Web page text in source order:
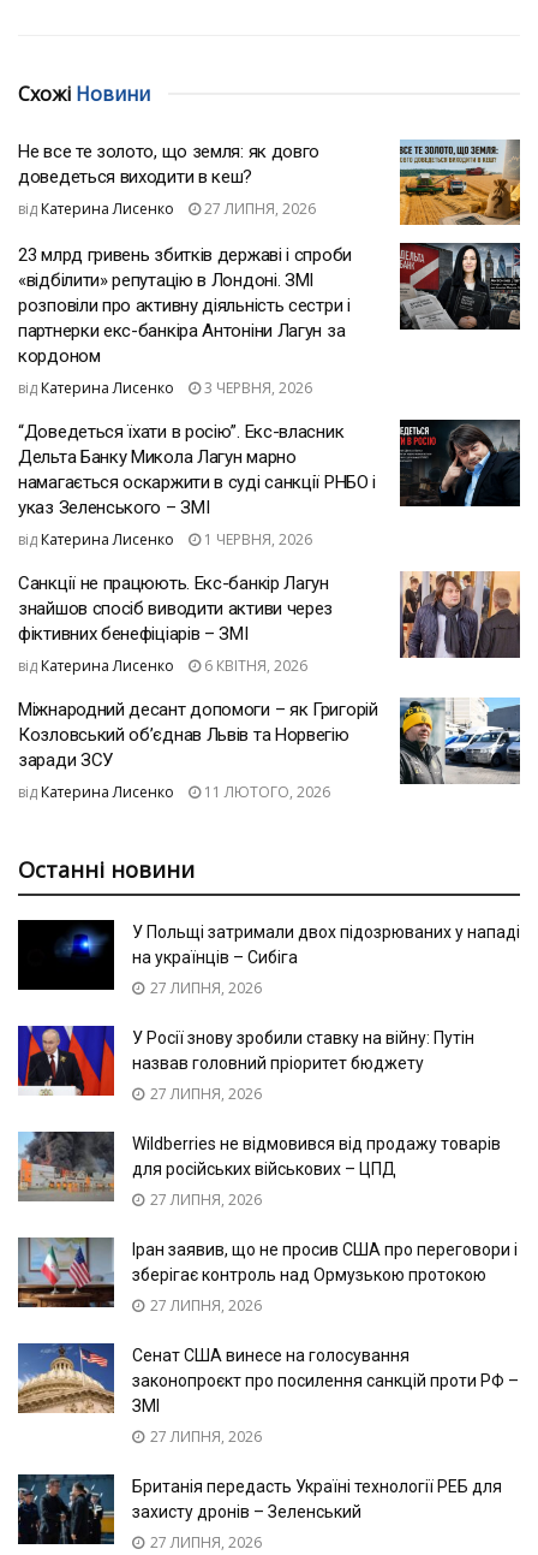
Схожі Новини
Не все те золото, що земля: як довго
доведеться виходити в кеш?
від Катерина Лисенко 27 ЛИПНЯ, 2026
23 млрд гривень збитків державі і спроби
«відбілити» репутацію в Лондоні. ЗМІ
розповіли про активну діяльність сестри і
партнерки екс-банкіра Антоніни Лагун за
кордоном
від Катерина Лисенко 3 ЧЕРВНЯ, 2026
“Доведеться їхати в росію”. Екс-власник
Дельта Банку Микола Лагун марно
намагається оскаржити в суді санкції РНБО і
указ Зеленського – ЗМІ
від Катерина Лисенко 1 ЧЕРВНЯ, 2026
Санкції не працюють. Екс-банкір Лагун
знайшов спосіб виводити активи через
фіктивних бенефіціарів – ЗМІ
від Катерина Лисенко 6 КВІТНЯ, 2026
Міжнародний десант допомоги – як Григорій
Козловський об’єднав Львів та Норвегію
заради ЗСУ
від Катерина Лисенко 11 ЛЮТОГО, 2026
Останні новини
У Польщі затримали двох підозрюваних у нападі
на українців – Сибіга
27 ЛИПНЯ, 2026
У Росії знову зробили ставку на війну: Путін
назвав головний пріоритет бюджету
27 ЛИПНЯ, 2026
Wildberries не відмовився від продажу товарів
для російських військових – ЦПД
27 ЛИПНЯ, 2026
Іран заявив, що не просив США про переговори і
зберігає контроль над Ормузькою протокою
27 ЛИПНЯ, 2026
Сенат США винесе на голосування
законопроєкт про посилення санкцій проти РФ –
ЗМІ
27 ЛИПНЯ, 2026
Британія передасть Україні технології РЕБ для
захисту дронів – Зеленський
27 ЛИПНЯ, 2026